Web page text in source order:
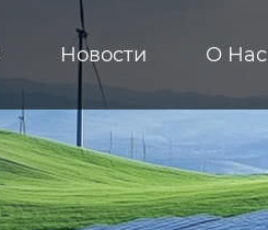
Новости О Нас